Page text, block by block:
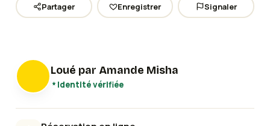
Partager Enregistrer Signaler
Loué par Amande Misha
Identité vérifiée